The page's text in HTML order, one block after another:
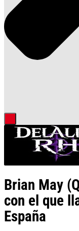
Brian May
con el que
España